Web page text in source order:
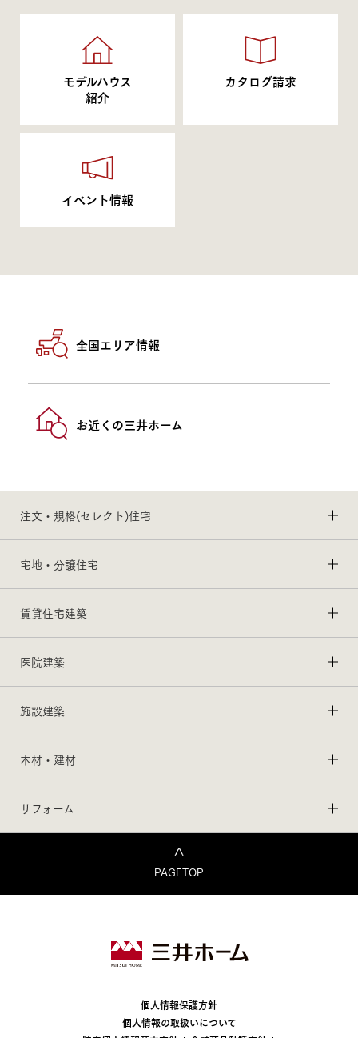
モデルハウス
紹介
カタログ請求
イベント情報
全国エリア情報
お近くの三井ホーム
注文・規格(セレクト)住宅
宅地・分譲住宅
賃貸住宅建築
医院建築
施設建築
木材・建材
リフォーム
PAGETOP
個人情報保護方針
個人情報の取扱いについて